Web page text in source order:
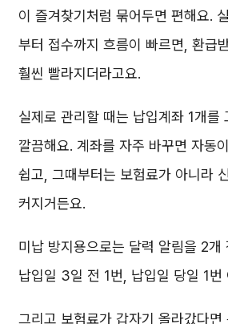
이 즐겨찾기처럼 묶어두면 편해요.
부터 접수까지 흐름이 빠르면, 환급
훨씬 빨라지더라고요.
실제로 관리할 때는 납입계좌 1개를
깔끔해요. 계좌를 자주 바꾸면 자동
쉽고, 그때부터는 보험료가 아니라
커지거든요.
미납 방지용으로는 달력 알림을 2개
납입일 3일 전 1번, 납입일 당일 1번
그리고 보험료가 갑자기 올라갔다면